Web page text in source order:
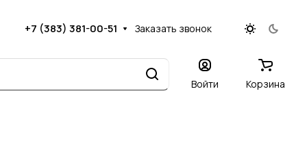
+7 (383) 381-00-51 Заказать звонок
Войти Корзина